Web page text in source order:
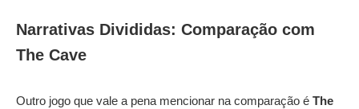
Narrativas Divididas: Comparação com
The Cave
Outro jogo que vale a pena mencionar na comparação é The